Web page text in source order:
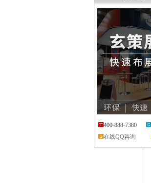
400-888-7380
在线QQ咨询